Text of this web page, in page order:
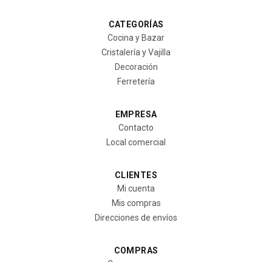
CATEGORÍAS
Cocina y Bazar
Cristalería y Vajilla
Decoración
Ferretería
EMPRESA
Contacto
Local comercial
CLIENTES
Mi cuenta
Mis compras
Direcciones de envíos
COMPRAS